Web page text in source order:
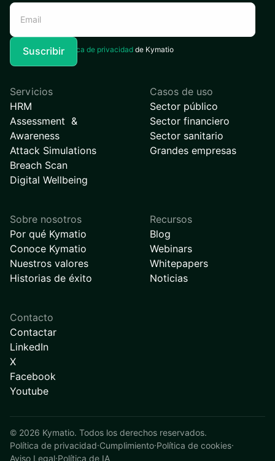
Acepto laPolítica de privacidad de Kymatio
Servicios
HRM
Assessment &
Awareness
Attack Simulations
Breach Scan
Digital Wellbeing
Casos de uso
Sector público
Sector financiero
Sector sanitario
Grandes empresas
Sobre nosotros
Por qué Kymatio
Conoce Kymatio
Nuestros valores
Historias de éxito
Recursos
Blog
Webinars
Whitepapers
Noticias
Contacto
Contactar
LinkedIn
X
Facebook
Youtube
© 2026 Kymatio. Todos los derechos reservados.
Política de privacidad·Cumplimiento·Política de cookies·
Aviso Legal·Política de IA